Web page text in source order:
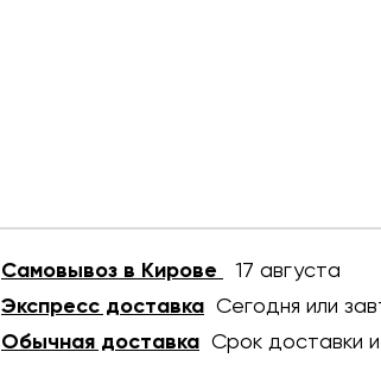
Самовывоз в Кирове
17 августа
Экспресс доставка Сегодня или
Обычная доставка Срок доставки